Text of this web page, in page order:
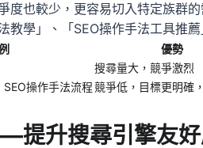
度也較少，更容易切入特定族群
教學」、「SEO操作手法工具推
優勢
搜尋量大，競爭激烈
操作手法流程競爭低，目標更明確
提升搜尋引擎友